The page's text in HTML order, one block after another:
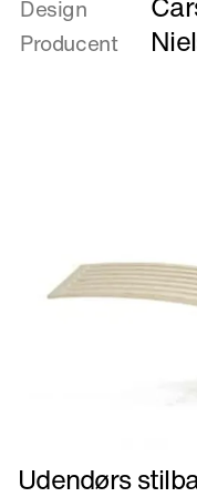
Tingstedet
2002
Design
Producent
Læs
Udendørs